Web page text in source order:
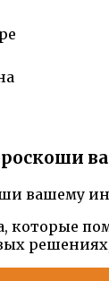
роскоши
которые